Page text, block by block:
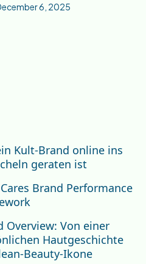
6, 2025
Kult-Brand online ins
geraten ist
Brand Performance
Overview: Von einer
Hautgeschichte
Beauty-Ikone